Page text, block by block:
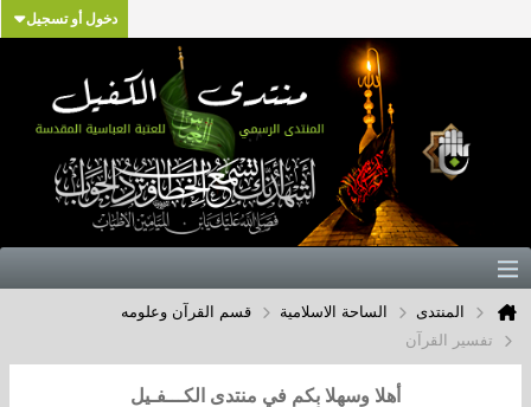
دخول أو تسجيل
المنتدى الساحة الاسلامية
قسم القرآن وعلومه
تفسير القرآن
أهلا وسهلا بكم في منتدى الكـــفـيل